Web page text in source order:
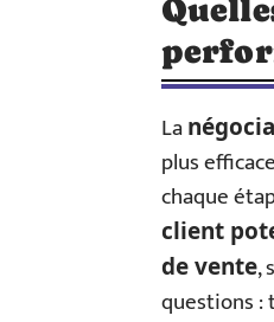
La
plus
chaque
client
de vente,
questions :